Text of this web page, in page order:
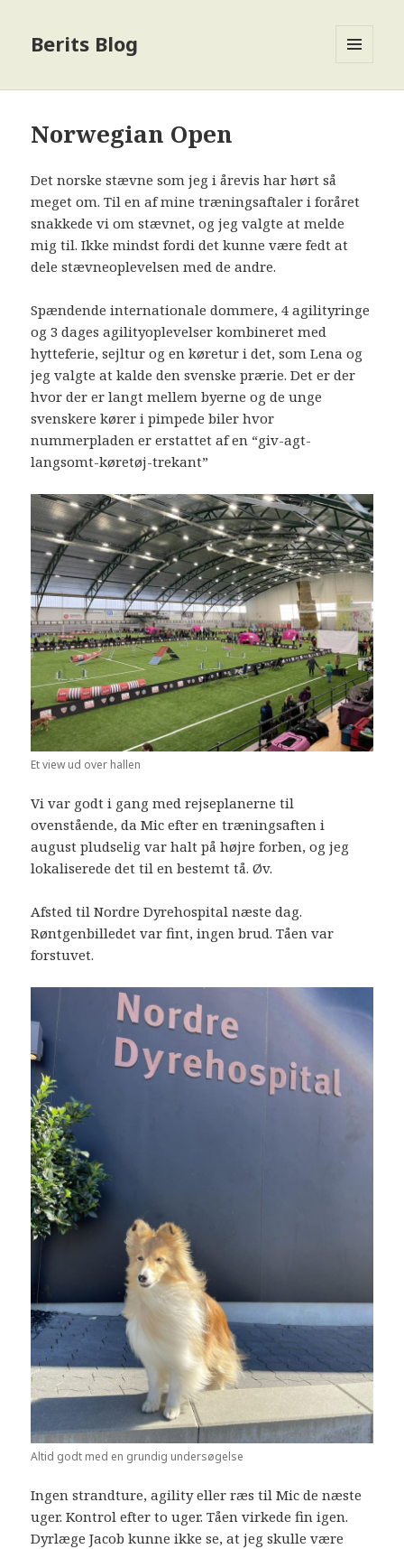
Berits Blog
Norwegian Open
Det norske stævne som jeg i årevis har hørt så
meget om. Til en af mine træningsaftaler i foråret
snakkede vi om stævnet, og jeg valgte at melde
mig til. Ikke mindst fordi det kunne være fedt at
dele stævneoplevelsen med de andre.
Spændende internationale dommere, 4 agilityringe
og 3 dages agilityoplevelser kombineret med
hytteferie, sejltur og en køretur i det, som Lena og
jeg valgte at kalde den svenske prærie. Det er der
hvor der er langt mellem byerne og de unge
svenskere kører i pimpede biler hvor
nummerpladen er erstattet af en “giv-agt-
langsomt-køretøj-trekant”
Et view ud over hallen
Vi var godt i gang med rejseplanerne til
ovenstående, da Mic efter en træningsaften i
august pludselig var halt på højre forben, og jeg
lokaliserede det til en bestemt tå. Øv.
Afsted til Nordre Dyrehospital næste dag.
Røntgenbilledet var fint, ingen brud. Tåen var
forstuvet.
Altid godt med en grundig undersøgelse
Ingen strandture, agility eller ræs til Mic de næste
uger. Kontrol efter to uger. Tåen virkede fin igen.
Dyrlæge Jacob kunne ikke se, at jeg skulle være